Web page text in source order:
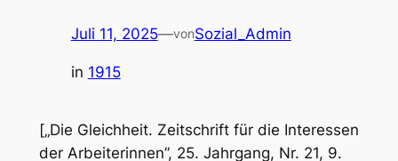
Juli 11, 2025—vonSozial_Admin
in 1915
[„Die Gleichheit. Zeitschrift für die Interessen
der Arbeiterinnen”, 25. Jahrgang, Nr. 21, 9.